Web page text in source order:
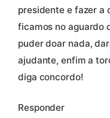
presidente e fazer a
ficamos no aguardo
puder doar nada,
ajudante, enfim a
diga concordo!
Responder